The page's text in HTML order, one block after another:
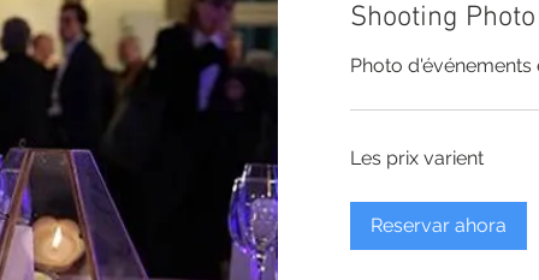
Shooting
Photo
prix
Les prix varient
Reservar ahora